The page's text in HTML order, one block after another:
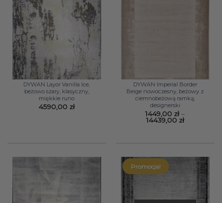
DYWAN Layor Vanilla Ice,
beżowo szary, klasyczny,
miękkie runo
4590,00 zł
DYWAN Imperial Border
Beige nowoczesny, beżowy z
ciemnobeżową ramką,
designerski
1449,00 zł –
14439,00 złZakres
do
Promocja!